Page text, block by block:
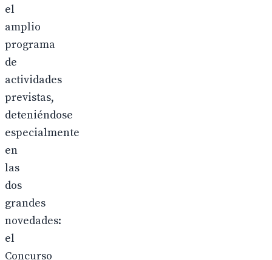
el
amplio
programa
de
actividades
previstas,
deteniéndose
especialmente
en
las
dos
grandes
novedades:
el
Concurso